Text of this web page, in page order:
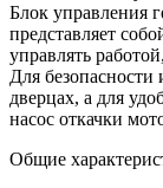
Блок управления
представляет
управлять
Для безопасности
дверцах, а для
насос откачки
Общие